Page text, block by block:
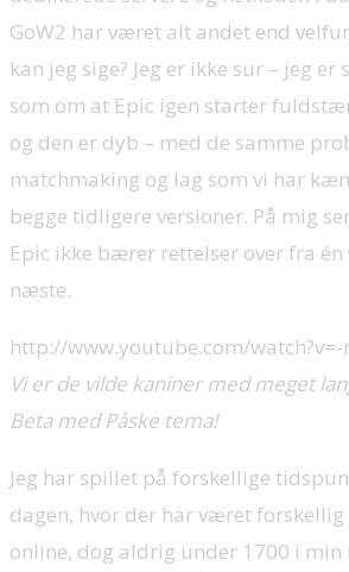
GoW2 har været alt andet end
kan jeg sige? Jeg er ikke sur – jeg
som om at Epic igen starter
og den er dyb – med de samme
matchmaking og lag som vi har
begge tidligere versioner. På mig
Epic ikke bærer rettelser over fra
næste.
http://www.youtube.com/
Vi er de vilde kaniner med meget
Beta med Påske tema!
Jeg har spillet på forskellige
dagen, hvor der har været
online, dog aldrig under 1700 i min